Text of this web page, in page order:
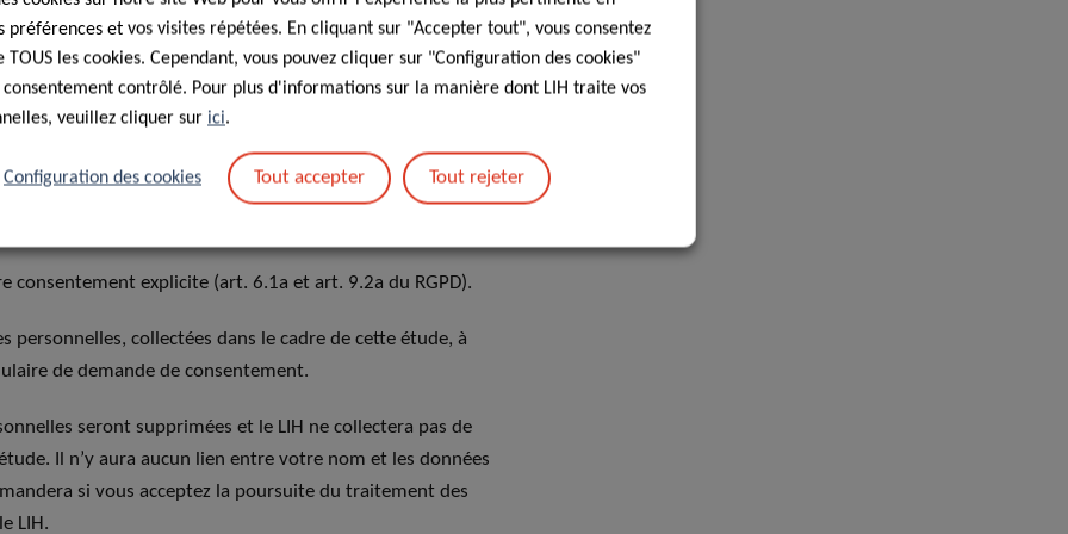
le type d’appareil ou le serveur que vous utilisez en
TRAITONS-NOUS VOS
consentement explicite (art. 6.1a et art. 9.2a du RGPD).
personnelles, collectées dans le cadre de cette étude, à
de demande de consentement.
seront supprimées et le LIH ne collectera pas de
Il n’y aura aucun lien entre votre nom et les données
si vous acceptez la poursuite du traitement des
LIH.
préférences et vos visites répétées. En cliquant sur "Accepter tout", vous consentez
les cookies. Cependant, vous pouvez cliquer sur "Configuration des cookies"
contrôlé. Pour plus d'informations sur la manière dont LIH traite vos
veuillez cliquer sur ici.
Configuration des cookies Tout accepter Tout rejeter